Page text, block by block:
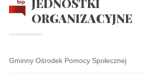
ORGANIZACYJNE
Gminny Ośrodek Pomocy Społecznej